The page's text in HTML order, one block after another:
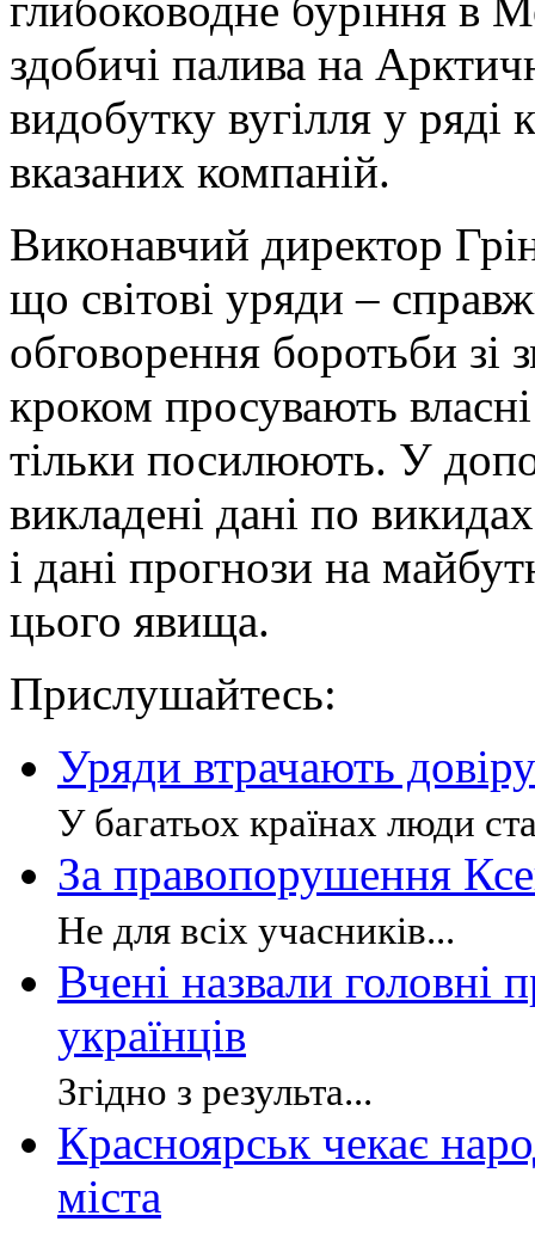
глибоководне буріння в
здобичі палива на
видобутку вугілля у ряді
вказаних компаній.
Виконавчий директор
що світові уряди –
обговорення боротьби зі
кроком просувають
тільки посилюють. У
викладені дані по
і дані прогнози на
цього явища.
Прислушайтесь:
Уряди втрачають
У багатьох країнах люди
За правопорушення
Не для всіх учасників...
Вчені назвали головні
українців
Згідно з результа...
Красноярськ чекає
міста